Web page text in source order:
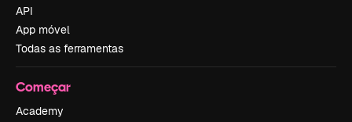
API
App móvel
Todas as ferramentas
Começar
Academy